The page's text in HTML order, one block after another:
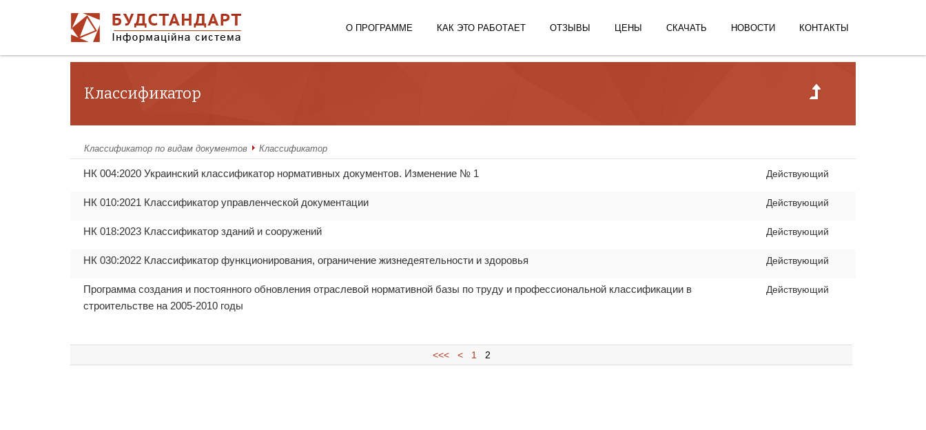
О ПРОГРАММЕ КАК ЭТО РАБОТАЕТ ОТЗЫВЫ ЦЕНЫ СКАЧАТЬ НОВОСТИ КОНТАКТЫ
Классификатор
Классификатор по видам документов Классификатор
НК 004:2020 Украинский классификатор нормативных документов. Изменение № 1 Действующий
НК 010:2021 Классификатор управленческой документации Действующий
НК 018:2023 Классификатор зданий и сооружений Действующий
НК 030:2022 Классификатор функционирования, ограничение жизнедеятельности и здоровья Действующий
Программа создания и постоянного обновления отраслевой нормативной базы по труду и профессиональной классификации в
строительстве на 2005-2010 годы
Действующий
<<< < 1 2